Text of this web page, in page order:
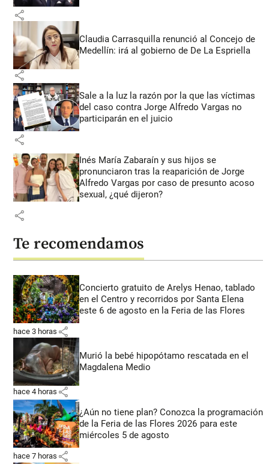
share
Claudia Carrasquilla renunció al Concejo de
Medellín: irá al gobierno de De La Espriella
share
Sale a la luz la razón por la que las víctimas
del caso contra Jorge Alfredo Vargas no
participarán en el juicio
share
Inés María Zabaraín y sus hijos se
pronunciaron tras la reaparición de Jorge
Alfredo Vargas por caso de presunto acoso
sexual, ¿qué dijeron?
share
Te recomendamos
Concierto gratuito de Arelys Henao, tablado
en el Centro y recorridos por Santa Elena
este 6 de agosto en la Feria de las Flores
hace 3 horas share
Murió la bebé hipopótamo rescatada en el
Magdalena Medio
hace 4 horas share
¿Aún no tiene plan? Conozca la programación
de la Feria de las Flores 2026 para este
miércoles 5 de agosto
hace 7 horas share